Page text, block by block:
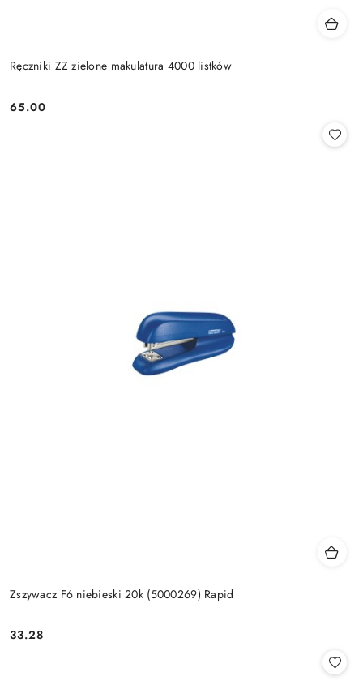
Ręczniki ZZ zielone makulatura 4000 listków
Cena:
65.00
Zszywacz F6 niebieski 20k (5000269) Rapid
Cena:
33.28